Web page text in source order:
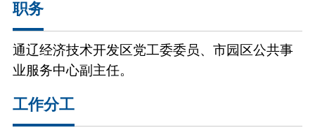
职务
通辽经济技术开发区党工委委员、市园区公共事
业服务中心副主任。
工作分工